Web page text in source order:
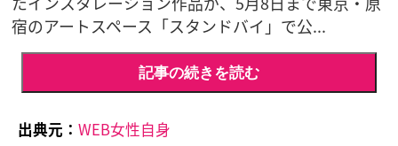
宿のアートスペース「スタンドバイ」で公...
記事の続きを読む
出典元： WEB女性自身